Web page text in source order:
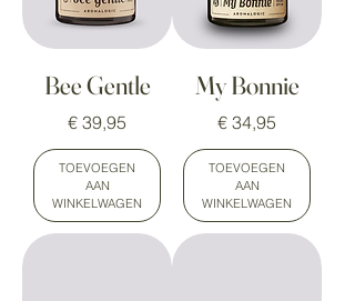
Bee Gentle
Prijs
€ 39,95
TOEVOEGEN
AAN
WINKELWAGEN
My Bonnie
Prijs
€ 34,95
TOEVOEGEN
AAN
WINKELWAGEN